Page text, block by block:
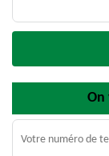
On